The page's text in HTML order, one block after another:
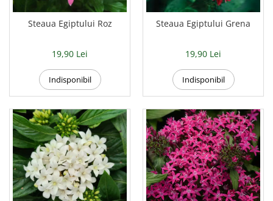
Muscate
Semiumbra sau umbra
Soare puternic
Soare sau semiumbra
Steaua Egiptului
Trandafir Chinezesc
Trandafiri
Trompeta ingerilor
Steaua Egiptului Roz
19,90 Lei
Indisponibil
Steaua Egiptului Grena
19,90 Lei
Indisponibil